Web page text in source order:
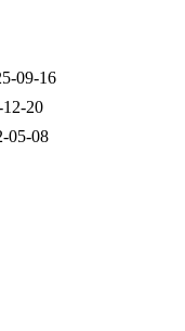
09-16
12-20
05-08